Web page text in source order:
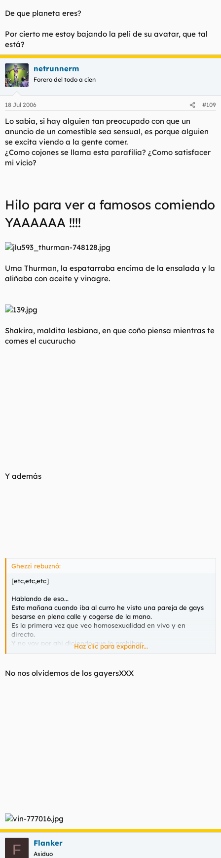
De que planeta eres?
Por cierto me estoy bajando la peli de su avatar, que tal
está?
netrunnerm
Forero del todo a cien
18 Jul 2006 #109
Lo sabía, si hay alguien tan preocupado con que un
anuncio de un comestible sea sensual, es porque alguien
se excita viendo a la gente comer.
¿Como cojones se llama esta parafilia? ¿Como satisfacer
mi vicio?
Hilo para ver a famosos comiendo
YAAAAAA !!!!
Uma Thurman, la espatarraba encima de la ensalada y la
aliñaba con aceite y vinagre.
Shakira, maldita lesbiana, en que coño piensa mientras te
comes el cucurucho
Y además
Ghezzi rebuznó:
[etc,etc,etc]
Hablando de eso...
Esta mañana cuando iba al curro he visto una pareja de gays
besarse en plena calle y cogerse de la mano.
Es la primera vez que veo homosexualidad en vivo y en
directo.
Y no voy por ahi diciendo que lo prohiban.
Haz clic para expandir...
No nos olvidemos de los gayersXXX
F Flanker
Asiduo